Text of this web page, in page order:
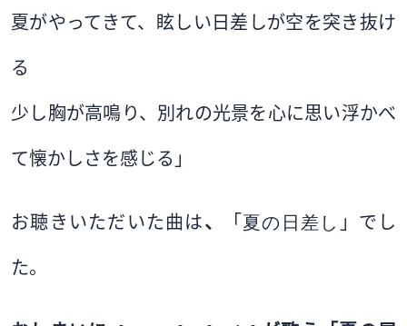
夏がやってきて、眩しい日差しが空を突き抜け
る
少し胸が高鳴り、別れの光景を心に思い浮かべ
て懐かしさを感じる」
お聴きいただいた曲は、 「 夏の日差し 」でし
た。